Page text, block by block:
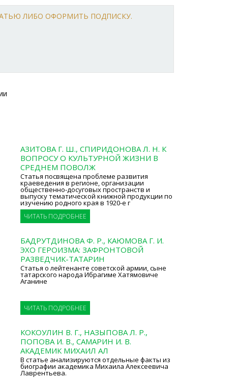
ЛИБО ОФОРМИТЬ ПОДПИСКУ.
АЗИТОВА Г. Ш., СПИРИДОНОВА Л. Н. К
ВОПРОСУ О КУЛЬТУРНОЙ ЖИЗНИ В
СРЕДНЕМ ПОВОЛЖ
Статья посвящена проблеме развития
краеведения в регионе, организации
общественно-досуговых пространств и
выпуску тематической книжной продукции по
изучению родного края в 1920-е г
ЧИТАТЬ ПОДРОБНЕЕ
БАДРУТДИНОВА Ф. Р., КАЮМОВА Г. И.
ЭХО ГЕРОИЗМА: ЗАФРОНТОВОЙ
РАЗВЕДЧИК-ТАТАРИН
Статья о лейтенанте советской армии, сыне
татарского народа Ибрагиме Хатямовиче
Аганине
ЧИТАТЬ ПОДРОБНЕЕ
КОКОУЛИН В. Г., НАЗЫПОВА Л. Р.,
ПОПОВА И. В., САМАРИН И. В.
АКАДЕМИК МИХАИЛ АЛ
В статье анализируются отдельные факты из
биографии академика Михаила Алексеевича
Лаврентьева.